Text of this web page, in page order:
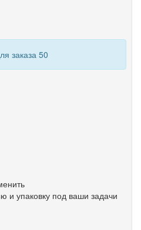
заказа 50
и упаковку под ваши задачи